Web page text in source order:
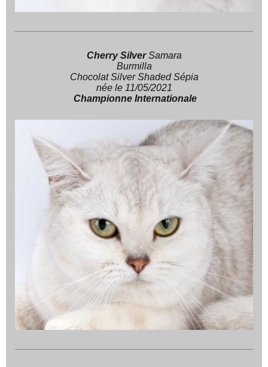
Cherry Silver Samara
Burmilla
Chocolat Silver Shaded Sépia
née le 11/05/2021
Championne Internationale